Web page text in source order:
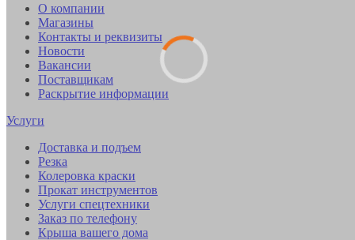
О компании
Магазины
Контакты и реквизиты
Новости
Вакансии
Поставщикам
Раскрытие информации
Услуги
Доставка и подъем
Резка
Колеровка краски
Прокат инструментов
Услуги спецтехники
Заказ по телефону
Крыша вашего дома